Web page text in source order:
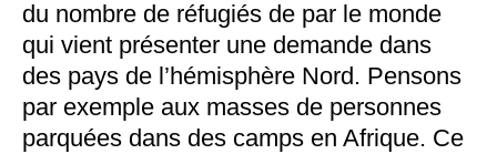
du nombre de réfugiés de par le monde
qui vient présenter une demande dans
des pays de l’hémisphère Nord. Pensons
par exemple aux masses de personnes
parquées dans des camps en Afrique. Ce